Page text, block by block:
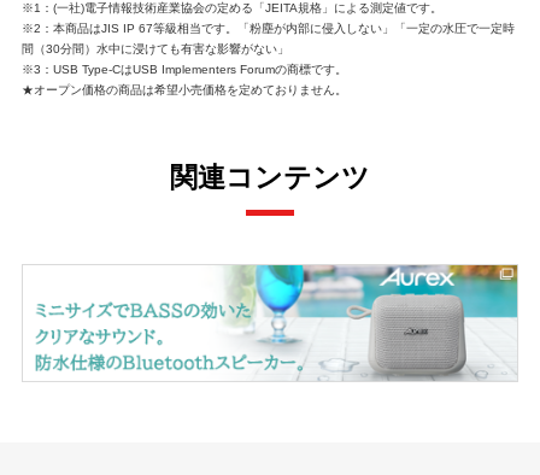
※1：(一社)電子情報技術産業協会の定める「JEITA規格」による測定値です。
※2：本商品はJIS IP 67等級相当です。「粉塵が内部に侵入しない」「一定の水圧で一定時
間（30分間）水中に浸けても有害な影響がない」
※3：USB Type-CはUSB Implementers Forumの商標です。
★オープン価格の商品は希望小売価格を定めておりません。
関連コンテンツ